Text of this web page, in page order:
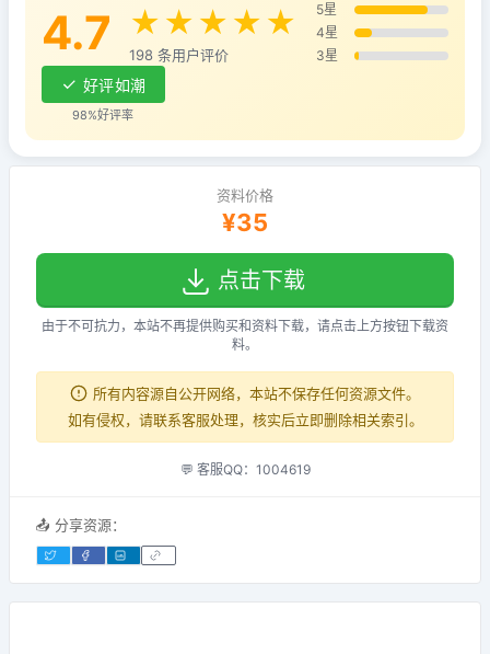
4.7 ★★★★★
198 条用户评价
5星
4星
3星
好评如潮
98%好评率
资料价格
¥35
点击下载
由于不可抗力，本站不再提供购买和资料下载，请点击上方按钮下载资
料。
所有内容源自公开网络，本站不保存任何资源文件。
如有侵权，请联系客服处理，核实后立即删除相关索引。
💬 客服QQ：1004619
📤 分享资源：